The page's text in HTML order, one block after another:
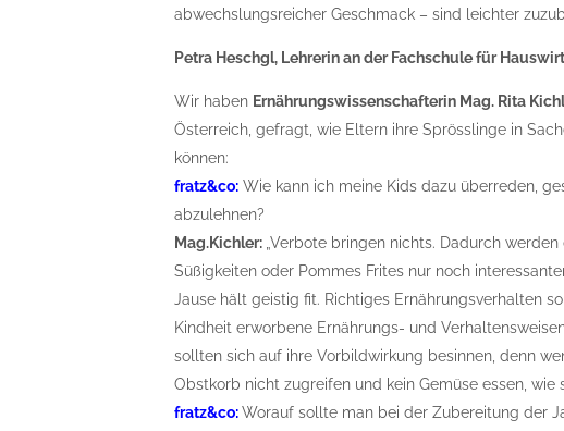
abwechslungsreicher Geschmack – sind leichter
Petra Heschgl, Lehrerin an der Fachschule für
Wir haben Ernährungswissenschafterin Mag. Rita
Österreich, gefragt, wie Eltern ihre Sprösslinge in
können:
fratz&co: Wie kann ich meine Kids dazu überreden,
abzulehnen?
Mag.Kichler: „Verbote bringen nichts. Dadurch
Süßigkeiten oder Pommes Frites nur noch
Jause hält geistig fit. Richtiges Ernährungsverhalten
Kindheit erworbene Ernährungs- und
sollten sich auf ihre Vorbildwirkung besinnen, denn
Obstkorb nicht zugreifen und kein Gemüse essen,
fratz&co:Worauf sollte man bei der Zubereitung der